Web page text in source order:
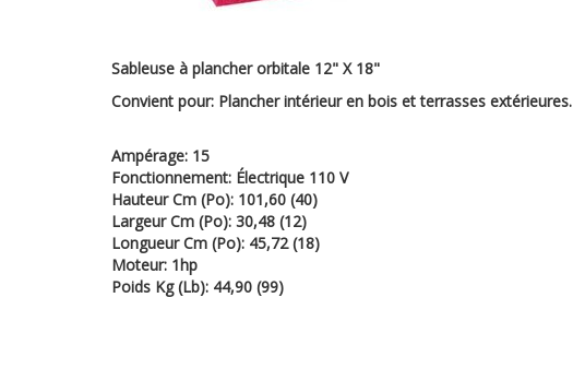
Sableuse à plancher orbitale 12" X 18"
Convient pour: Plancher intérieur en bois et terrasses extérieures.
Ampérage: 15
Fonctionnement: Électrique 110 V
Hauteur Cm (Po): 101,60 (40)
Largeur Cm (Po): 30,48 (12)
Longueur Cm (Po): 45,72 (18)
Moteur: 1hp
Poids Kg (Lb): 44,90 (99)